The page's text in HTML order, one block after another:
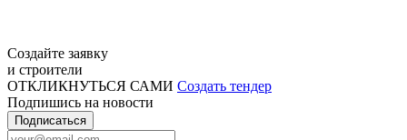
Создайте заявку
и строители
ОТКЛИКНУТЬСЯ САМИ Создать тендер
Подпишись на новости
Подписаться